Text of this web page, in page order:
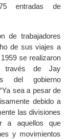
entradas de
de trabajadores
de sus viajes a
se realizaron
través de Jay
del gobierno
“Ya sea a pesar de
debido a
las divisiones
a aquellos que
y movimientos